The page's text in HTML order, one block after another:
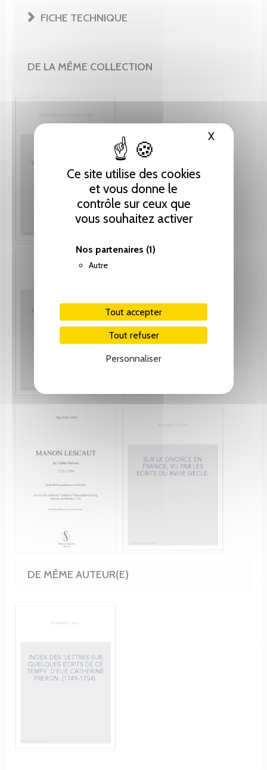
Ce site utilise des cookies
et vous donne le
contrôle sur ceux que
vous souhaitez activer
Nos partenaires (1)
Autre
Tout accepter
Tout refuser
Personnaliser
XMasquer
FICHE TECHNIQUE
DE LA MÊME COLLECTION
DE MÊME AUTEUR(E)